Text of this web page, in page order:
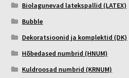
Biolagunevad latekspallid (LATEX)
Bubble
Dekoratsioonid ja komplektid (DK)
Hõbedased numbrid (HNUM)
Kuldroosad numbrid (KRNUM)